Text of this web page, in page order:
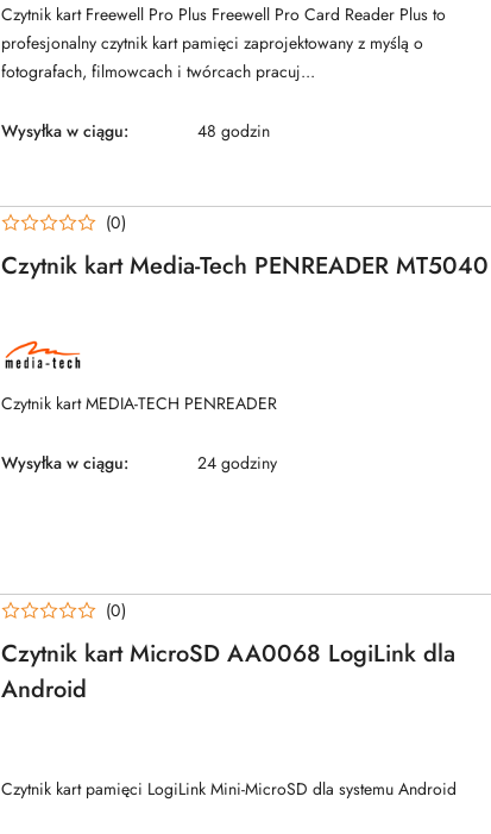
Czytnik kart Freewell Pro Plus Freewell Pro Card Reader Plus to
profesjonalny czytnik kart pamięci zaprojektowany z myślą o
fotografach, filmowcach i twórcach pracuj...
Wysyłka w ciągu: 48 godzin
Czytnik kart Media-Tech PENREADER MT5040
(0)
NAZWA
PRODUCENTA:
TECH
Czytnik kart MEDIA-TECH PENREADER
Wysyłka w ciągu: 24 godziny
Czytnik kart MicroSD AA0068 LogiLink dla
Android
(0)
Czytnik kart pamięci LogiLink Mini-MicroSD dla systemu Android